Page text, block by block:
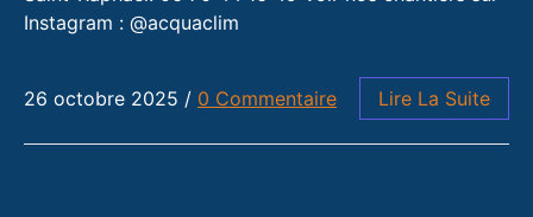
Instagram : @acquaclim
26 octobre 2025 / 0 Commentaire Lire La Suite